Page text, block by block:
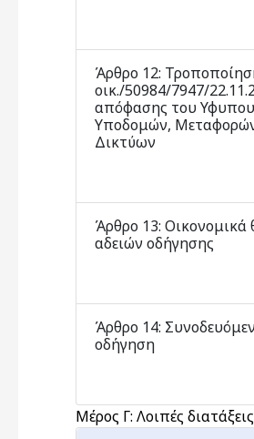
Άρθρο 12:
οικ./50984/7947/
απόφασης του
Υποδομών,
Δικτύων
Άρθρο 13: Οικονομικά
αδειών οδήγησης
Άρθρο 14:
οδήγηση
Μέρος Γ: Λοιπές διατάξεις